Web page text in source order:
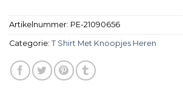
Artikelnummer: PE-21090656
Categorie: T Shirt Met Knoopjes Heren